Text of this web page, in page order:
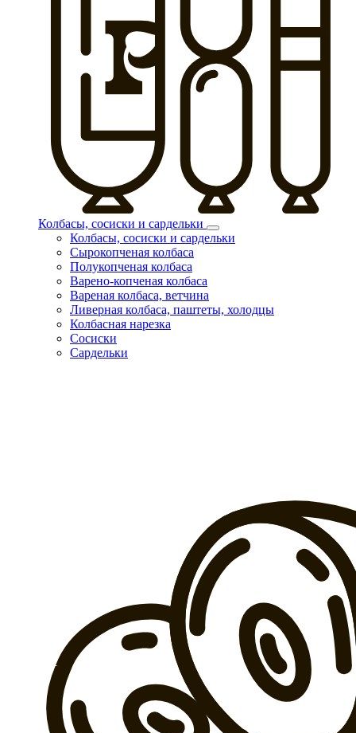
Колбасы, сосиски и сардельки
Колбасы, сосиски и сардельки
Сырокопченая колбаса
Полукопченая колбаса
Варено-копченая колбаса
Вареная колбаса, ветчина
Ливерная колбаса, паштеты, холодцы
Колбасная нарезка
Сосиски
Сардельки